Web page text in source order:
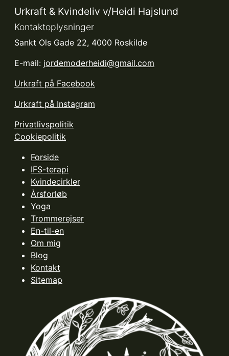
Urkraft & Kvindeliv v/Heidi Hajslund
Kontaktoplysninger
Sankt Ols Gade 22, 4000 Roskilde
E-mail: jordemoderheidi@gmail.com
Urkraft på Facebook
Urkraft på Instagram
Privatlivspolitik
Cookiepolitik
Forside
IFS-terapi
Kvindecirkler
Årsforløb
Yoga
Trommerejser
En-til-en
Om mig
Blog
Kontakt
Sitemap